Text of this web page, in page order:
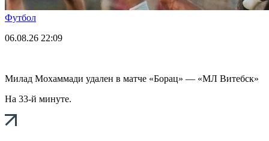
Футбол
06.08.26 22:09
Милад Мохаммади удален в матче «Борац» — «МЛ Витебск»
На 33-й минуте.